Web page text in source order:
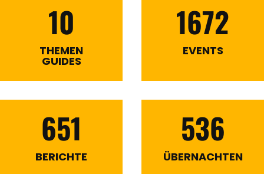
10
THEMEN
GUIDES
1672
EVENTS
651
BERICHTE
536
ÜBERNACHTEN